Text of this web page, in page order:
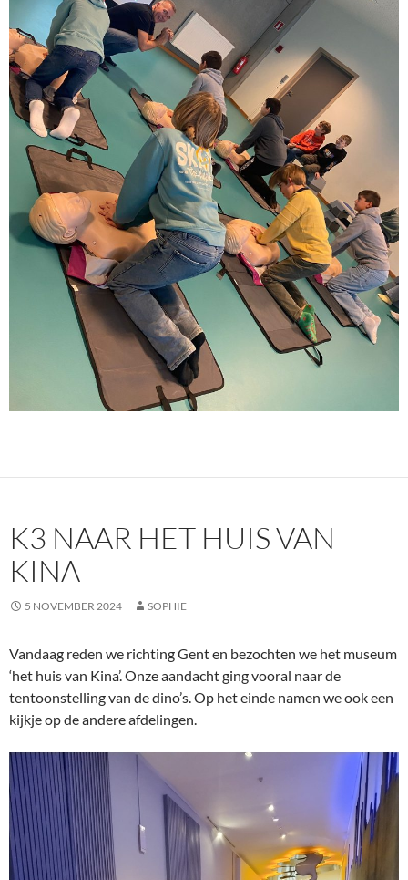
K3 NAAR HET HUIS VAN
KINA
5 NOVEMBER 2024 SOPHIE
Vandaag reden we richting Gent en bezochten we het museum
‘het huis van Kina’. Onze aandacht ging vooral naar de
tentoonstelling van de dino’s. Op het einde namen we ook een
kijkje op de andere afdelingen.